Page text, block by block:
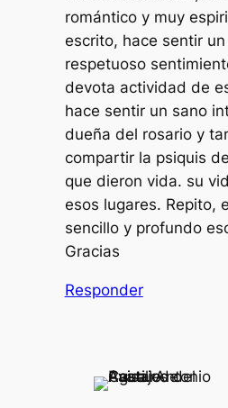
romántico y muy
escrito, hace sentir
respetuoso
devota actividad de
hace sentir un sano
dueña del rosario y
compartir la psiquis
que dieron vida. su
esos lugares. Repito,
sencillo y profundo
Gracias
Responder